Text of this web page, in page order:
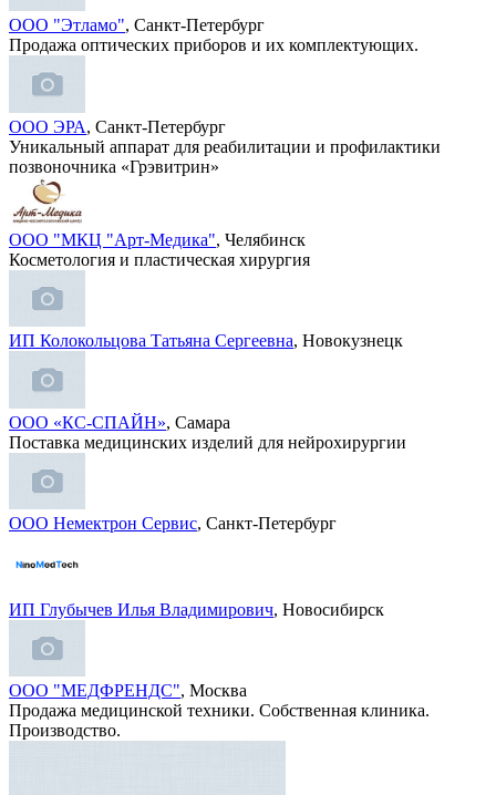
ООО "Этламо", Санкт-Петербург
Продажа оптических приборов и их комплектующих.
ООО ЭРА, Санкт-Петербург
Уникальный аппарат для реабилитации и профилактики
позвоночника «Грэвитрин»
ООО "МКЦ "Арт-Медика", Челябинск
Косметология и пластическая хирургия
ИП Колокольцова Татьяна Сергеевна, Новокузнецк
ООО «КС-СПАЙН», Самара
Поставка медицинских изделий для нейрохирургии
ООО Немектрон Сервис, Санкт-Петербург
ИП Глубычев Илья Владимирович, Новосибирск
ООО "МЕДФРЕНДС", Москва
Продажа медицинской техники. Собственная клиника.
Производство.